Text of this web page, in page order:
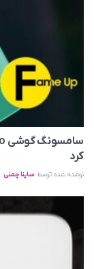
کرد
نوشته شده توسط ساینا چمنی